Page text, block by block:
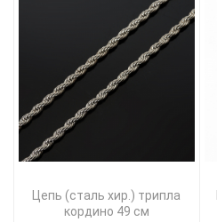
Цепь (сталь хир.) трипла
кордино 49 см